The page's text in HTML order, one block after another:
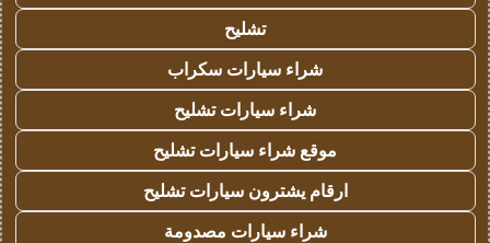
تشليح
شراء سيارات سكراب
شراء سيارات تشليح
موقع شراء سيارات تشليح
ارقام يشترون سيارات تشليح
شراء سيارات مصدومة